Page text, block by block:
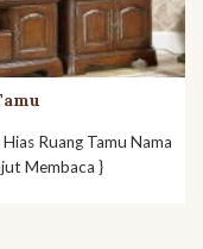
Ruang Tamu Nama
Membaca }